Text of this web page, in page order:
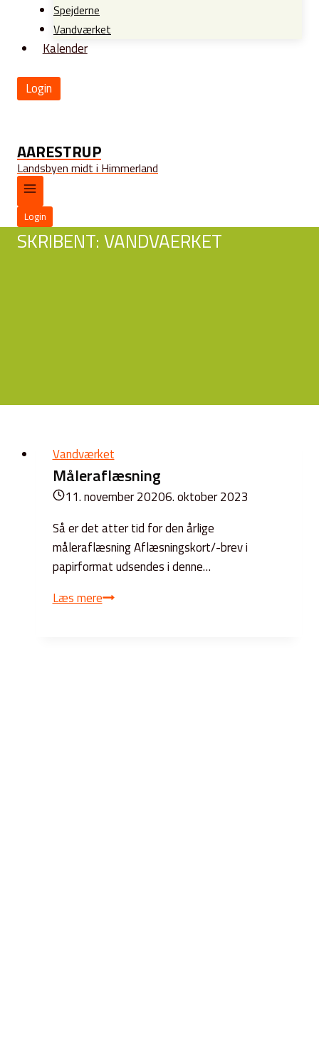
Spejderne
Vandværket
Kalender
Login
AARESTRUP
Landsbyen midt i Himmerland
Login
SKRIBENT: VANDVAERKET
Vandværket
Måleraflæsning
11. november 20206. oktober 2023
Så er det atter tid for den årlige
måleraflæsning Aflæsningskort/-brev i
papirformat udsendes i denne…
Læs mereMåleraflæsning